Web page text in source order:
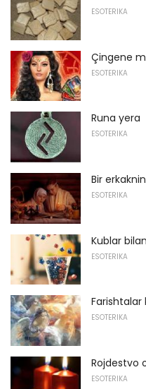
ESOTERIKA
Çingene
ESOTERIKA
Runa yera
ESOTERIKA
Bir
ESOTERIKA
Kublar
ESOTERIKA
Farishtalar
ESOTERIKA
Rojdestvo
ESOTERIKA